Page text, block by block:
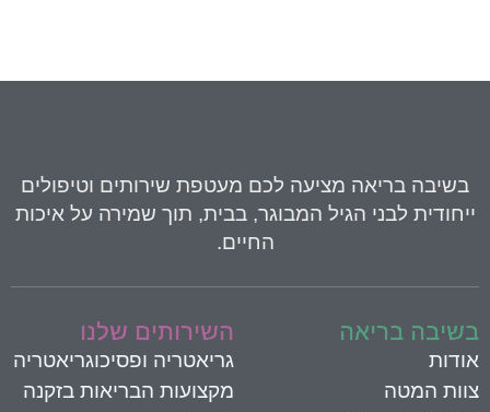
בשיבה בריאהמציעה לכם מעטפת שירותים וטיפולים
ייחודית לבני הגיל המבוגר, בבית, תוך שמירה על איכות
החיים.
בריאה
המטה
השירותים שלנו
גריאטריה ופסיכוגריאטריה
מקצועות הבריאות בזקנה